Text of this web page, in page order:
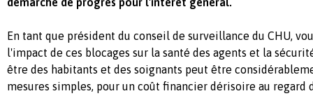
En tant que président du conseil de surveillance du CHU,
l'impact de ces blocages sur la santé des agents et la
être des habitants et des soignants peut être
mesures simples, pour un coût financier dérisoire au regard